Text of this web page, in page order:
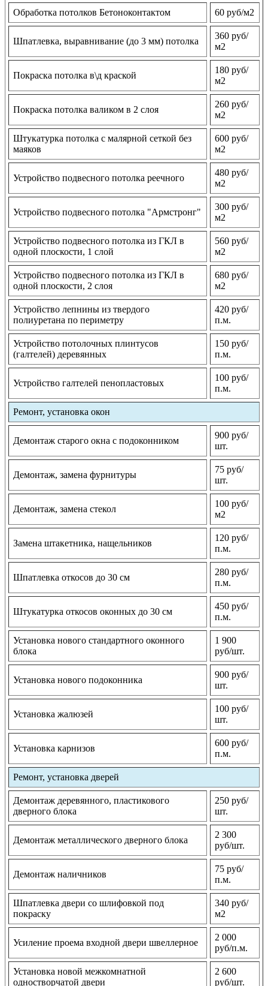
Обработка потолков Бетоноконтактом 60 руб/м2
Шпатлевка, выравнивание (до 3 мм) потолка
360 руб/
м2
Покраска потолка в\д краской
180 руб/
м2
Покраска потолка валиком в 2 слоя
260 руб/
м2
Штукатурка потолка с малярной сеткой без
маяков
600 руб/
м2
Устройство подвесного потолка реечного
480 руб/
м2
Устройство подвесного потолка "Армстронг"
300 руб/
м2
Устройство подвесного потолка из ГКЛ в
одной плоскости, 1 слой
560 руб/
м2
Устройство подвесного потолка из ГКЛ в
одной плоскости, 2 слоя
680 руб/
м2
Устройство лепнины из твердого
полиуретана по периметру
420 руб/
п.м.
Устройство потолочных плинтусов
(галтелей) деревянных
150 руб/
п.м.
Устройство галтелей пенопластовых
100 руб/
п.м.
Ремонт, установка окон
Демонтаж старого окна с подоконником
900 руб/
шт.
Демонтаж, замена фурнитуры
75 руб/
шт.
Демонтаж, замена стекол
100 руб/
м2
Замена штакетника, нащельников
120 руб/
п.м.
Шпатлевка откосов до 30 см
280 руб/
п.м.
Штукатурка откосов оконных до 30 см
450 руб/
п.м.
Установка нового стандартного оконного
блока
1 900
руб/шт.
Установка нового подоконника
900 руб/
шт.
Установка жалюзей
100 руб/
шт.
Установка карнизов
600 руб/
п.м.
Ремонт, установка дверей
Демонтаж деревянного, пластикового
дверного блока
250 руб/
шт.
Демонтаж металлического дверного блока
2 300
руб/шт.
Демонтаж наличников
75 руб/
п.м.
Шпатлевка двери со шлифовкой под
покраску
340 руб/
м2
Усиление проема входной двери швеллерное
2 000
руб/п.м.
Установка новой межкомнатной
одностворчатой двери
2 600
руб/шт.